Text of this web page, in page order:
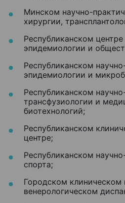
Минском научно-
хирургии,
Республиканском центре
эпидемиологии и
Республиканском
эпидемиологии и
Республиканском
трансфузиологии и
биотехнологий;
Республиканском
центре;
Республиканском
спорта;
Городском
венерологическом